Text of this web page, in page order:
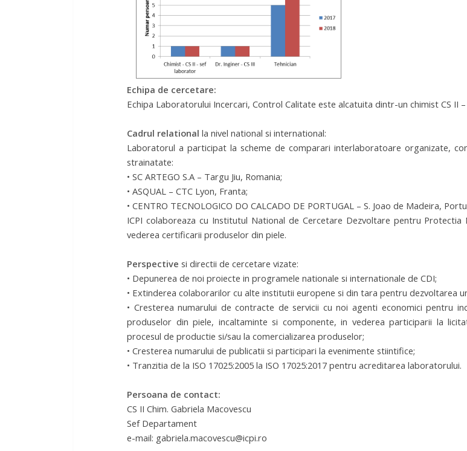
Echipa de cercetare:
Echipa Laboratorului Incercari, Control Calitate este alcatuita dintr-un chimist CS II
Cadrul relational la nivel national si international:
Laboratorul a participat la scheme de comparari interlaboratoare organizate,
strainatate:
• SC ARTEGO S.A – Targu Jiu, Romania;
• ASQUAL – CTC Lyon, Franta;
• CENTRO TECNOLOGICO DO CALCADO DE PORTUGAL – S. Joao de Madeira,
ICPI colaboreaza cu Institutul National de Cercetare Dezvoltare pentru Protectia
vederea certificarii produselor din piele.
Perspective si directii de cercetare vizate:
• Depunerea de noi proiecte in programele nationale si internationale de CDI;
• Extinderea colaborarilor cu alte institutii europene si din tara pentru dezvoltarea
• Cresterea numarului de contracte de servicii cu noi agenti economici pentru
produselor din piele, incaltaminte si componente, in vederea participarii la
procesul de productie si/sau la comercializarea produselor;
• Cresterea numarului de publicatii si participari la evenimente stiintifice;
• Tranzitia de la ISO 17025:2005 la ISO 17025:2017 pentru acreditarea laboratorului.
Persoana de contact:
CS II Chim. Gabriela Macovescu
Sef Departament
e-mail: gabriela.macovescu@icpi.ro